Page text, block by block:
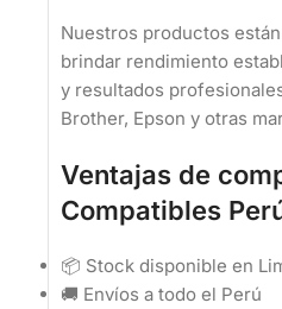
Nuestros productos
brindar rendimiento
y resultados
Brother, Epson y otras
Ventajas de
Compatibles
📦 Stock disponible en
🚚 Envíos a todo el Perú